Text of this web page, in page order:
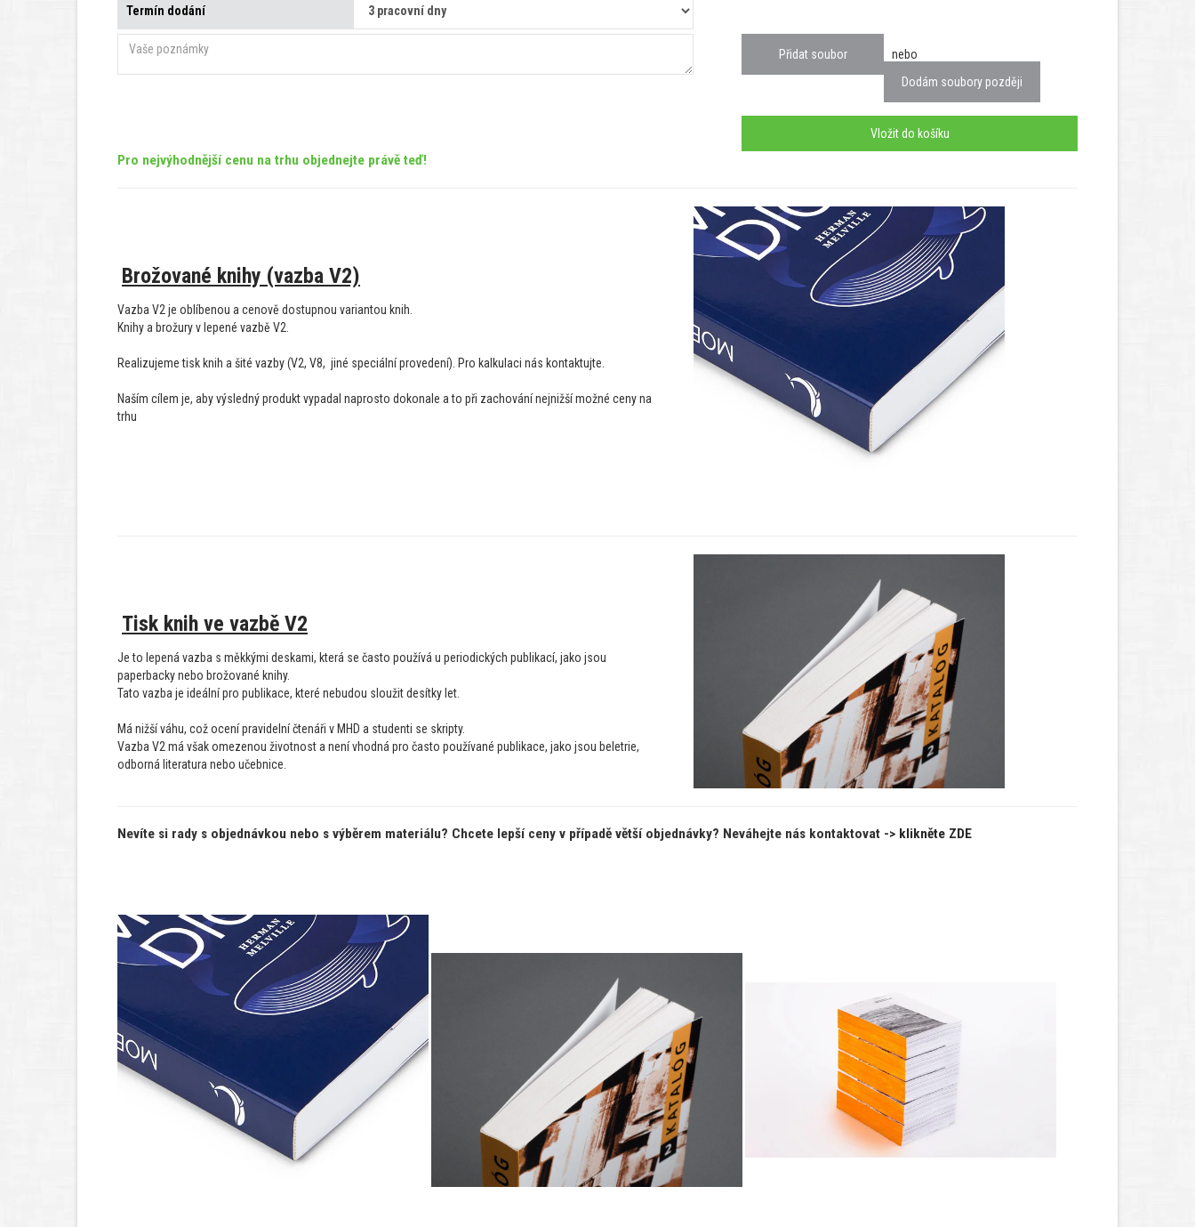
Termín dodání
Přidat soubor
nebo
Dodám soubory později
Vložit do košíku
Pro nejvýhodnější cenu na trhu objednejte právě teď!
Brožované knihy (vazba V2)
Vazba V2 je oblíbenou a cenově dostupnou variantou knih.
Knihy a brožury v lepené vazbě V2.
Realizujeme tisk knih a šité vazby (V2, V8, jiné speciální provedení). Pro kalkulaci nás kontaktujte.
Naším cílem je, aby výsledný produkt vypadal naprosto dokonale a to při zachování nejnižší možné ceny na
trhu
Tisk knih ve vazbě V2
Je to lepená vazba s měkkými deskami, která se často používá u periodických publikací, jako jsou
paperbacky nebo brožované knihy.
Tato vazba je ideální pro publikace, které nebudou sloužit desítky let.
Má nižší váhu, což ocení pravidelní čtenáři v MHD a studenti se skripty.
Vazba V2 má však omezenou životnost a není vhodná pro často používané publikace, jako jsou beletrie,
odborná literatura nebo učebnice.
Nevíte si rady s objednávkou nebo s výběrem materiálu? Chcete lepší ceny v případě větší objednávky? Neváhejte nás kontaktovat -> klikněte ZDE